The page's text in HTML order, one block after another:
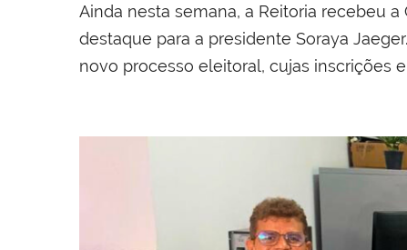
Ainda nesta semana, a Reitoria recebeu
destaque para a presidente Soraya
novo processo eleitoral, cujas inscrições